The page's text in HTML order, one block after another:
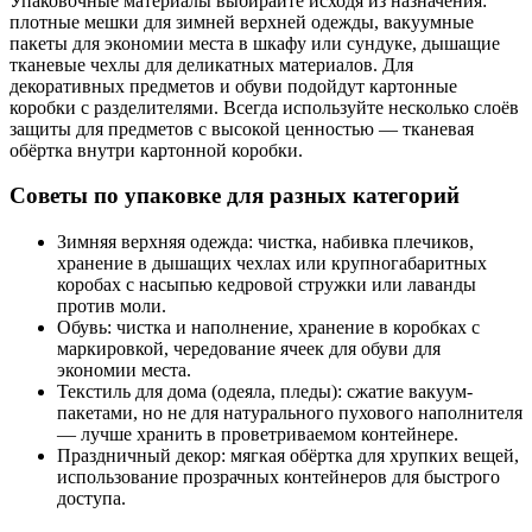
плотные мешки для зимней верхней одежды, вакуумные
пакеты для экономии места в шкафу или сундуке, дышащие
тканевые чехлы для деликатных материалов. Для
декоративных предметов и обуви подойдут картонные
коробки с разделителями. Всегда используйте несколько слоёв
защиты для предметов с высокой ценностью — тканевая
обёртка внутри картонной коробки.
Советы по упаковке для разных категорий
Зимняя верхняя одежда: чистка, набивка плечиков,
хранение в дышащих чехлах или крупногабаритных
коробах с насыпью кедровой стружки или лаванды
против моли.
Обувь: чистка и наполнение, хранение в коробках с
маркировкой, чередование ячеек для обуви для
экономии места.
Текстиль для дома (одеяла, пледы): сжатие вакуум-
пакетами, но не для натурального пухового наполнителя
— лучше хранить в проветриваемом контейнере.
Праздничный декор: мягкая обёртка для хрупких вещей,
использование прозрачных контейнеров для быстрого
доступа.